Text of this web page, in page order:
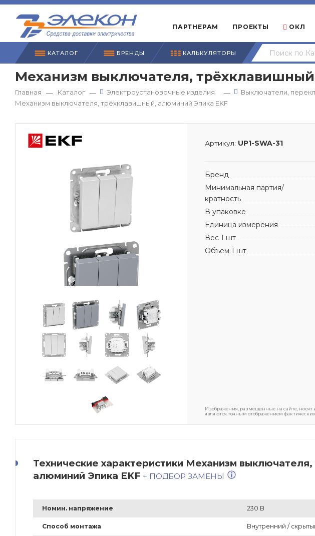
ПАРТНЕРАМ ПРОЕКТЫ ОКЛ
КАТАЛОГ БРЕНДЫ КАЛЬКУЛЯТОРЫ
Механизм выключателя,
Главная — Каталог — Электроустановочные изделия — Выключатели,
Механизм выключателя, трёхклавишный, алюминий Эпика EKF
Артикул: UP1-SWA-31
Бренд
Минимальная партия/
кратность
В упаковке
Единица измерения
Вес 1 шт
Объем 1 шт
Изображения, размещенные на сайте,
являются точным отображением фактических
Технические характеристики Механизм
алюминий Эпика EKF + ПОДБОР ЗАМЕНЫ
Номин. напряжение 230 В
Способ монтажа Внутренний /